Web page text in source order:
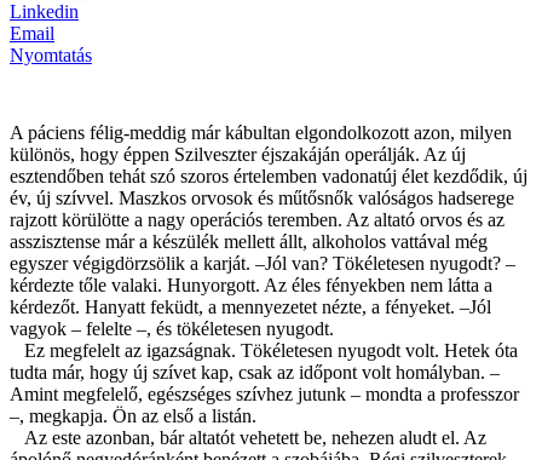
Linkedin
Email
Nyomtatás
A páciens félig-meddig már kábultan elgondolkozott azon, milyen
különös, hogy éppen Szilveszter éjszakáján operálják. Az új
esztendőben tehát szó szoros értelemben vadonatúj élet kezdődik, új
év, új szívvel. Maszkos orvosok és műtősnők valóságos hadserege
rajzott körülötte a nagy operációs teremben. Az altató orvos és az
asszisztense már a készülék mellett állt, alkoholos vattával még
egyszer végigdörzsölik a karját. –Jól van? Tökéletesen nyugodt? –
kérdezte tőle valaki. Hunyorgott. Az éles fényekben nem látta a
kérdezőt. Hanyatt feküdt, a mennyezetet nézte, a fényeket. –Jól
vagyok – felelte –, és tökéletesen nyugodt.
Ez megfelelt az igazságnak. Tökéletesen nyugodt volt. Hetek óta
tudta már, hogy új szívet kap, csak az időpont volt homályban. –
Amint megfelelő, egészséges szívhez jutunk – mondta a professzor
–, megkapja. Ön az első a listán.
Az este azonban, bár altatót vehetett be, nehezen aludt el. Az